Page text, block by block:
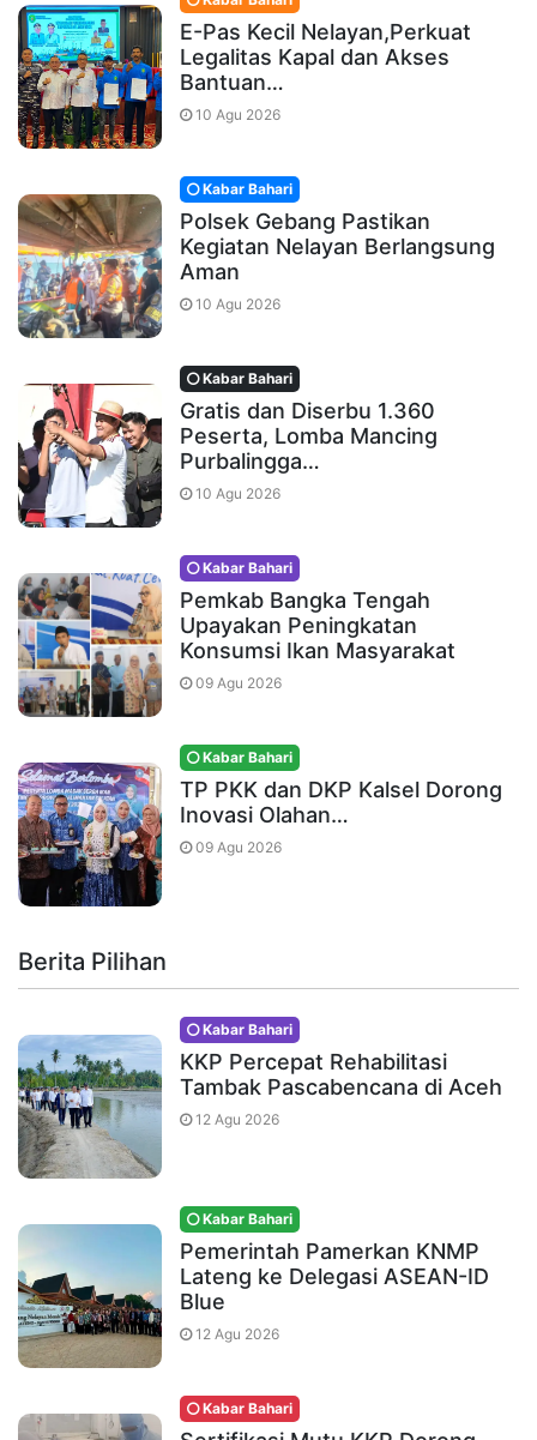
E-Pas Kecil Nelayan,Perkuat
Legalitas Kapal dan Akses
Bantuan…
10 Agu 2026
Kabar Bahari
Polsek Gebang Pastikan
Kegiatan Nelayan Berlangsung
Aman
10 Agu 2026
Kabar Bahari
Gratis dan Diserbu 1.360
Peserta, Lomba Mancing
Purbalingga…
10 Agu 2026
Kabar Bahari
Pemkab Bangka Tengah
Upayakan Peningkatan
Konsumsi Ikan Masyarakat
09 Agu 2026
Kabar Bahari
TP PKK dan DKP Kalsel Dorong
Inovasi Olahan…
09 Agu 2026
Berita Pilihan
Kabar Bahari
KKP Percepat Rehabilitasi
Tambak Pascabencana di Aceh
12 Agu 2026
Kabar Bahari
Pemerintah Pamerkan KNMP
Lateng ke Delegasi ASEAN-ID
Blue
12 Agu 2026
Kabar Bahari